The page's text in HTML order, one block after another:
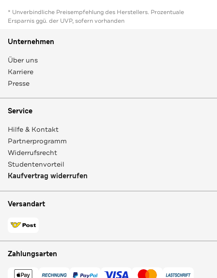
* Unverbindliche Preisempfehlung des Herstellers. Prozentuale
Ersparnis ggü. der UVP, sofern vorhanden
Unternehmen
Über uns
Karriere
Presse
Service
Hilfe & Kontakt
Partnerprogramm
Widerrufsrecht
Studentenvorteil
Kaufvertrag widerrufen
Versandart
Zahlungsarten